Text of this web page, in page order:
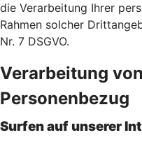
die Verarbeitung Ihrer
Rahmen solcher
Nr. 7 DSGVO.
Verarbeitung
Personenbezug
Surfen auf unserer